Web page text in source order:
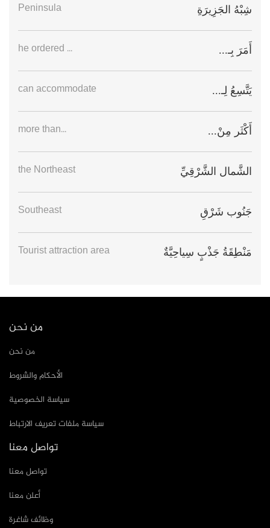
شِبْهُ الجَزِيرَةِ Peninsula
أَمَرَ بِـ... he ordered ...
يَتَّسِعُ لِـ... can accommodate
أَكْثَر مِنْ... more than...
الشَّمال الشَّرْقِيِّ the Northeast
جَنُوب شَرْقِ Southeast
مَنْطِقَةُ جَذْبٍ سِياحِيَّةٌ Tourist attraction area
من نحن
من نحن
الأحكام والشروط
سياسة الخصوصية
سياسة ملفات تعريف الارتباط
تواصل معنا
تواصل معنا
أعلن معنا
وظائف شاغرة